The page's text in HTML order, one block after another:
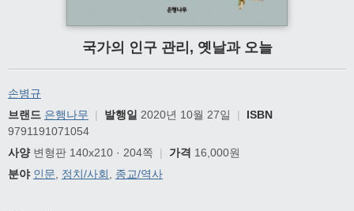
국가의 인구 관리, 옛날과 오늘
손병규
브랜드 은행나무 | 발행일 2020년 10월 27일 |
ISBN
9791191071054
사양변형판 140x210 · 204쪽 | 가격 16,000원
분야 인문 정치/사회 종교/역사